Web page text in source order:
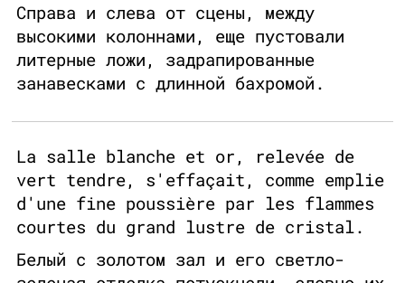
Справа и слева от сцены, между
высокими колоннами, еще пустовали
литерные ложи, задрапированные
занавесками с длинной бахромой.
La salle blanche et or, relevée de
vert tendre, s'effaçait, comme emplie
d'une fine poussière par les flammes
courtes du grand lustre de cristal.
Белый с золотом зал и его светло-